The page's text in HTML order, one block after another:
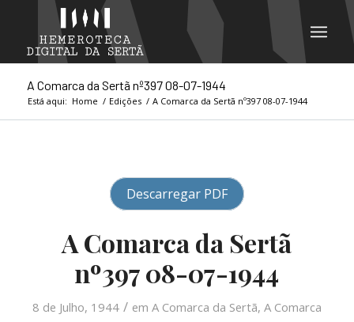
A Comarca da Sertã nº397 08-07-1944
Está aqui: Home / Edições / A Comarca da Sertã nº397 08-07-1944
Descarregar PDF
A Comarca da Sertã
nº397 08-07-1944
8 de Julho, 1944 / em A Comarca da Sertã, A Comarca